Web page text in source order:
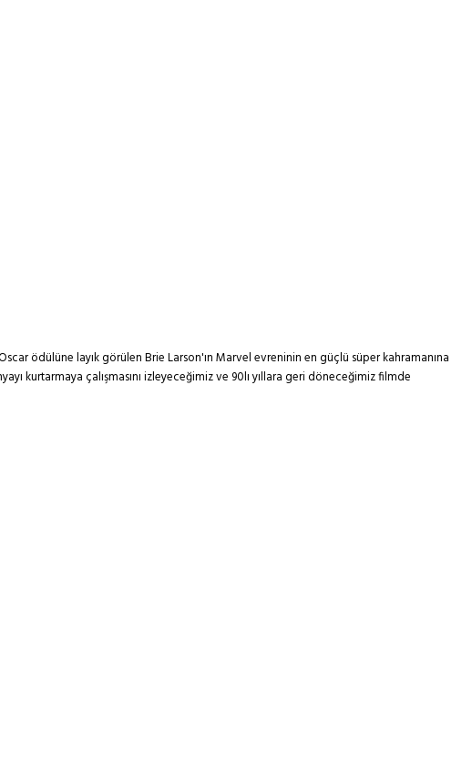
ödülüne layık görülen Brie Larson'ın Marvel evreninin en güçlü süper kahramanına
kurtarmaya çalışmasını izleyeceğimiz ve 90lı yıllara geri döneceğimiz filmde